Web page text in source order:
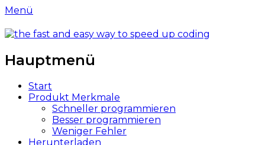
Menü
easy-codegenerator.com
Hauptmenü
Weiter
zum
Start
Produkt Merkmale
Schneller programmieren
Besser programmieren
Weniger Fehler
Herunterladen